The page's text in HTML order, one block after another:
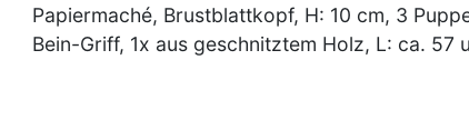
Papiermaché, Brustblattkopf, H: 10 cm, 3
Bein-Griff, 1x aus geschnitztem Holz, L: ca. 57